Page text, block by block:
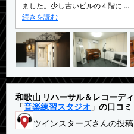
ました。少し古いビルの４階に ...
続きを読む
和歌山 リハーサル＆レコーデ
「音楽練習スタジオ 」の口コミ
ツインスターズさんの投稿